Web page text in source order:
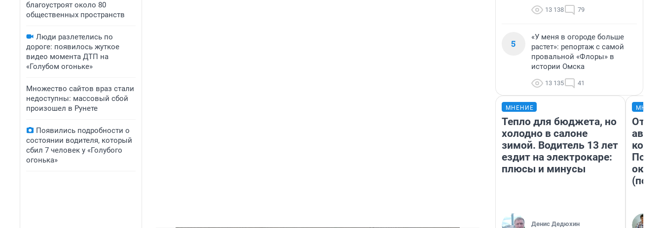
благоустроят около 80
общественных пространств
Люди разлетелись по
дороге: появилось жуткое
видео момента ДТП на
«Голубом огоньке»
Множество сайтов враз стали
недоступны: массовый сбой
произошел в Рунете
Появились подробности о
состоянии водителя, который
сбил 7 человек у «Голубого
огонька»
13 138 79
5
«У меня в огороде больше
растет»: репортаж с самой
провальной «Флоры» в
истории Омска
13 135 41
МНЕНИЕ
Тепло для бюджета, но
холодно в салоне
зимой. Водитель 13 лет
ездит на электрокаре:
плюсы и минусы
Денис Дедюхин
От